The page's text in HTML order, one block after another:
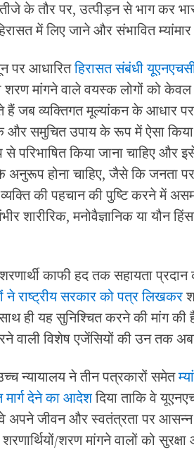
के तौर पर, उत्पीड़न से भाग कर
में लिए जाने और संभावित
पर आधारितहिरासत संबंधी
शरण मांगने वाले वयस्क लोगों को
जब व्यक्तिगत मूल्यांकन के आधार पर
समुचित उपाय के रूप में ऐसा
परिभाषित किया जाना चाहिए और
अनुरूप होना चाहिए, जैसे कि जनता
की पहचान की पुष्टि करने में
शारीरिक, मनोवैज्ञानिक या यौन
शरणार्थी काफी हद तक सहायता
ने राष्ट्रीय सरकार को पत्र लिखकर
ही यह सुनिश्चित करने की मांग की
वाली विशेष एजेंसियों की उन तक
न्यायालय ने तीन पत्रकारों समेत
मार्ग देने का आदेशदिया ताकि वे
अपने जीवन और स्वतंत्रता पर
शरण मांगने वालों को